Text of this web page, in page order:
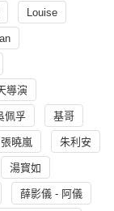
Louise
導演
佩孚 基哥
張曉嵐 朱利安
湯寳如
薛影儀 - 阿儀